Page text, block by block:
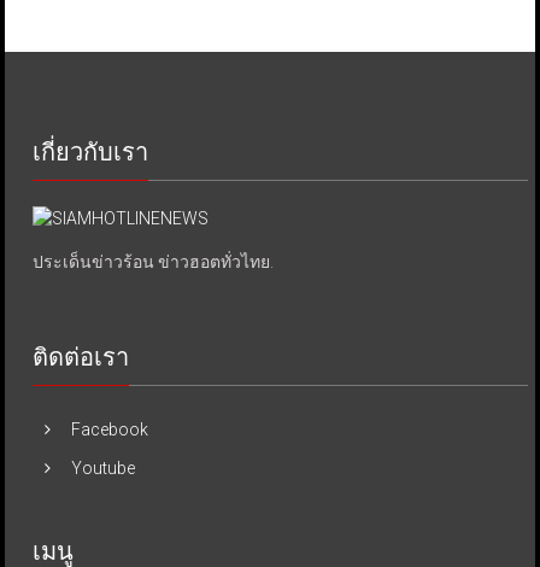
เกี่ยวกับเรา
ประเด็นข่าวร้อน ข่าวฮอตทั่วไทย.
ติดต่อเรา
Facebook
Youtube
เมนู